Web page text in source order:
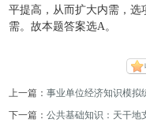
平提高，从而扩大内需，
需。故本题答案选A。
上一篇：事业单位经济知识模拟
下一篇：公共基础知识：天干地